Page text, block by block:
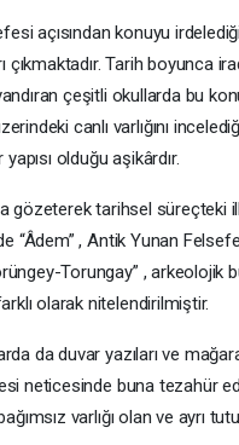
açısından konuyu
Tarih boyunca
çeşitli okullarda bu
canlı varlığını
olduğu aşikârdır.
gözeterek tarihsel
“Âdem” , Antik Yunan
Torungay” , arkeolojik
olarak nitelendirilmiştir.
da duvar yazıları ve
neticesinde buna tezahür
varlığı olan ve ayrı